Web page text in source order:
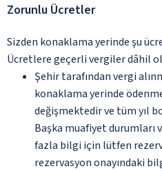
Zorunlu Ücretler
Sizden konaklama yerinde şu
Ücretlere geçerli vergiler dâhil
Şehir tarafından vergi
konaklama yerinde
değişmektedir ve tüm yıl
Başka muafiyet durumları
fazla bilgi için lütfen
rezervasyon onayındaki